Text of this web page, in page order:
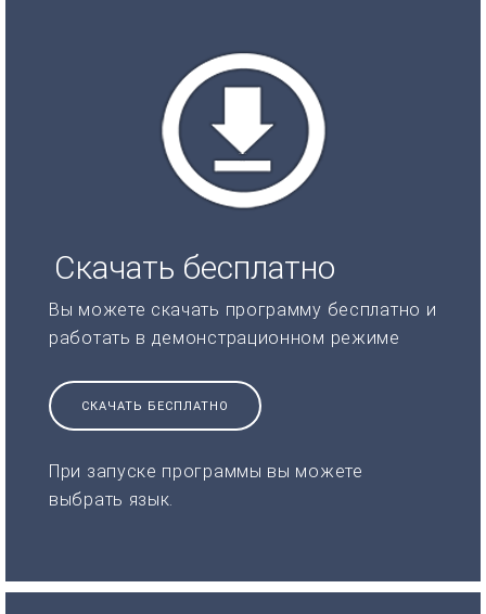
Скачать бесплатно
Вы можете скачать программу бесплатно и
работать в демонстрационном режиме
СКАЧАТЬ БЕСПЛАТНО
При запуске программы вы можете
выбрать язык.